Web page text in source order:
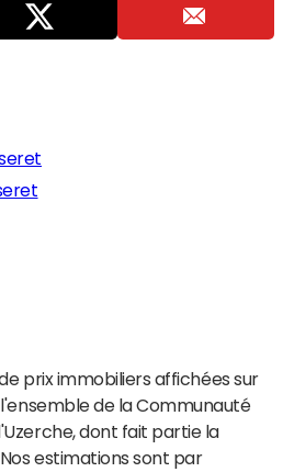
prix immobiliers affichées sur
de la Communauté
dont fait partie la
estimations sont par